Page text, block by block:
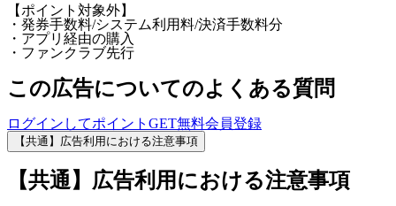
【ポイント対象外】
・発券手数料/システム利用料/決済手数料分
・アプリ経由の購入
・ファンクラブ先行
この広告についてのよくある質問
ログインしてポイントGET無料会員登録
【共通】広告利用における注意事項
【共通】広告利用における注意事項